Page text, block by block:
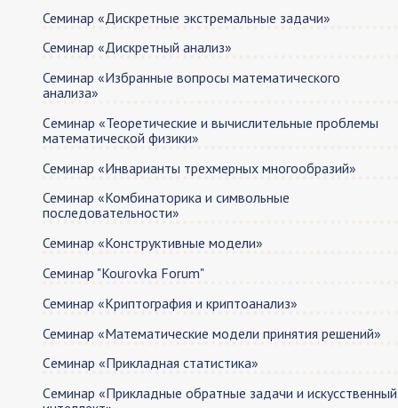
Семинар «Дискретные экстремальные задачи»
Семинар «Дискретный анализ»
Семинар «Избранные вопросы математического
анализа»
Cеминар «Теоретические и вычислительные проблемы
математической физики»
Семинар «Инварианты трехмерных многообразий»
Семинар «Комбинаторика и символьные
последовательности»
Семинар «Конструктивные модели»
Семинар "Kourovka Forum"
Семинар «Криптография и криптоанализ»
Семинар «Математические модели принятия решений»
Cеминар «Прикладная статистика»
Cеминар «Прикладные обратные задачи и искусственный